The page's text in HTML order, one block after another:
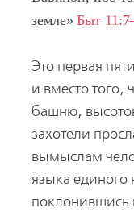
земле
Быт
Это первая
и вместо того,
башню,
захотели
вымыслам
языка единого
поклонившись